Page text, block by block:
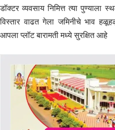
डॉक्टर व्यवसाय निमित्त त्या पुण्याला
विस्तार वाढत गेला जमिनीचे भाव
आपला प्लॉट बारामती मध्ये सुरक्षित आहे